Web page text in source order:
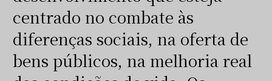
centrado no combate às
diferenças sociais, na oferta de
bens públicos, na melhoria real